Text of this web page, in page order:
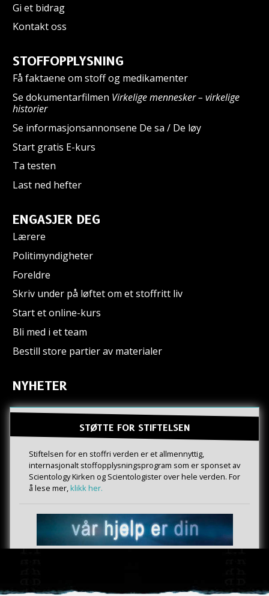
Gi et bidrag
Kontakt oss
STOFFOPPLYSNING
Få faktaene om stoff og medikamenter
Se dokumentarfilmen Virkelige mennesker – virkelige
historier
Se informasjonsannonsene De sa / De løy
Start gratis E-kurs
Ta testen
Last ned hefter
ENGASJER DEG
Lærere
Politimyndigheter
Foreldre
Skriv under på løftet om et stoffritt liv
Start et online-kurs
Bli med i et team
Bestill store partier av materialer
NYHETER
STØTTE FOR STIFTELSEN
Stiftelsen for en stoffri verden er et allmennyttig,
internasjonalt stoffopplysningsprogram som er sponset av
Scientology Kirken og Scientologister over hele verden. For
å lese mer, klikk her.